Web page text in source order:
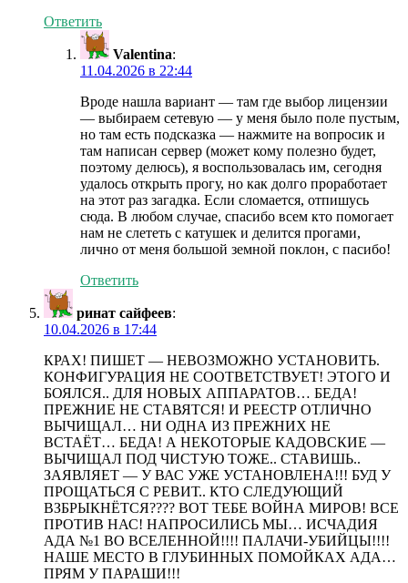
Ответить
Valentina:
11.04.2026 в 22:44
Вроде нашла вариант — там где выбор лицензии
— выбираем сетевую — у меня было поле пустым,
но там есть подсказка — нажмите на вопросик и
там написан сервер (может кому полезно будет,
поэтому делюсь), я воспользовалась им, сегодня
удалось открыть прогу, но как долго проработает
на этот раз загадка. Если сломается, отпишусь
сюда. В любом случае, спасибо всем кто помогает
нам не слететь с катушек и делится прогами,
лично от меня большой земной поклон, с пасибо!
Ответить
ринат сайфеев:
10.04.2026 в 17:44
КРАХ! ПИШЕТ — НЕВОЗМОЖНО УСТАНОВИТЬ.
КОНФИГУРАЦИЯ НЕ СООТВЕТСТВУЕТ! ЭТОГО И
БОЯЛСЯ.. ДЛЯ НОВЫХ АППАРАТОВ… БЕДА!
ПРЕЖНИЕ НЕ СТАВЯТСЯ! И РЕЕСТР ОТЛИЧНО
ВЫЧИЩАЛ… НИ ОДНА ИЗ ПРЕЖНИХ НЕ
ВСТАЁТ… БЕДА! А НЕКОТОРЫЕ КАДОВСКИЕ —
ВЫЧИЩАЛ ПОД ЧИСТУЮ ТОЖЕ.. СТАВИШЬ..
ЗАЯВЛЯЕТ — У ВАС УЖЕ УСТАНОВЛЕНА!!! БУД У
ПРОЩАТЬСЯ С РЕВИТ.. КТО СЛЕДУЮЩИЙ
ВЗБРЫКНЁТСЯ???? ВОТ ТЕБЕ ВОЙНА МИРОВ! ВСЕ
ПРОТИВ НАС! НАПРОСИЛИСЬ МЫ… ИСЧАДИЯ
АДА №1 ВО ВСЕЛЕННОЙ!!!! ПАЛАЧИ-УБИЙЦЫ!!!!
НАШЕ МЕСТО В ГЛУБИННЫХ ПОМОЙКАХ АДА…
ПРЯМ У ПАРАШИ!!!